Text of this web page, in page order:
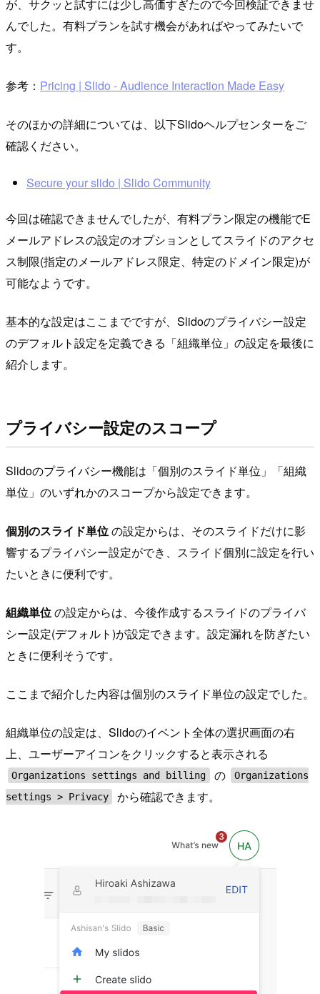
が、サクッと試すには少し高価すぎたので今回検証できませ
んでした。有料プランを試す機会があればやってみたいで
す。
参考： Pricing | Slido - Audience Interaction Made Easy
そのほかの詳細については、以下Slidoヘルプセンターをご
確認ください。
Secure your slido | Slido Community
今回は確認できませんでしたが、有料プラン限定の機能でE
メールアドレスの設定のオプションとしてスライドのアクセ
ス制限(指定のメールアドレス限定、特定のドメイン限定)が
可能なようです。
基本的な設定はここまでですが、Slidoのプライバシー設定
のデフォルト設定を定義できる「組織単位」の設定を最後に
紹介します。
プライバシー設定のスコープ
Slidoのプライバシー機能は「個別のスライド単位」「組織
単位」のいずれかのスコープから設定できます。
個別のスライド単位の設定からは、そのスライドだけに影
響するプライバシー設定ができ、スライド個別に設定を行い
たいときに便利です。
組織単位の設定からは、今後作成するスライドのプライバ
シー設定(デフォルト)が設定できます。設定漏れを防ぎたい
ときに便利そうです。
ここまで紹介した内容は個別のスライド単位の設定でした。
組織単位の設定は、Slidoのイベント全体の選択画面の右
上、ユーザーアイコンをクリックすると表示される
Organizations settings and billing の
Organizations
settings > Privacy
から確認できます。